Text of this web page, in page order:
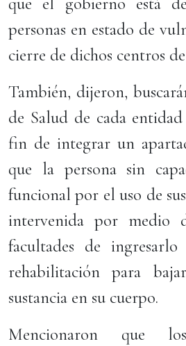
personas en estado de
cierre de dichos centros
También, dijeron,
de Salud de cada
fin de integrar un
que la persona sin
funcional por el uso de
intervenida por medio
facultades de
rehabilitación para
sustancia en su cuerpo.
Mencionaron que